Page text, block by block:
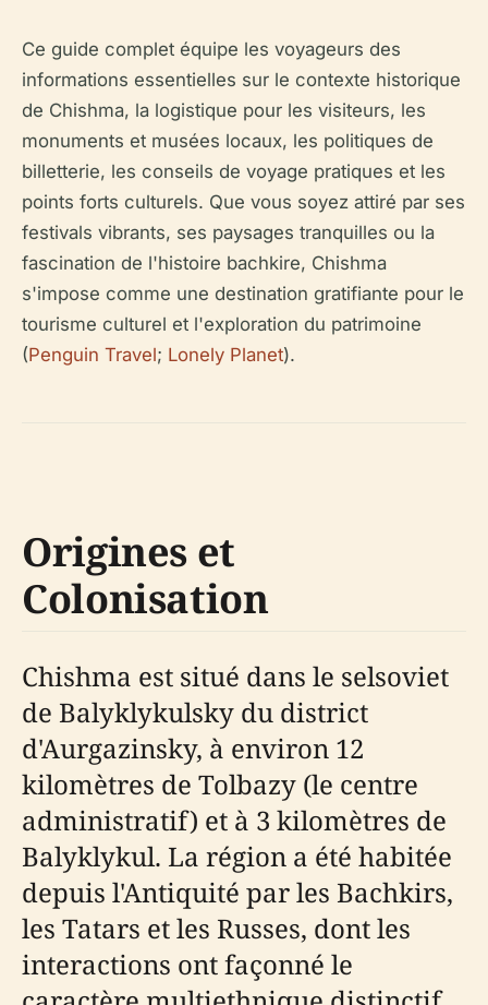
Ce guide complet équipe les voyageurs des
informations essentielles sur le contexte historique
de Chishma, la logistique pour les visiteurs, les
monuments et musées locaux, les politiques de
billetterie, les conseils de voyage pratiques et les
points forts culturels. Que vous soyez attiré par ses
festivals vibrants, ses paysages tranquilles ou la
fascination de l'histoire bachkire, Chishma
s'impose comme une destination gratifiante pour le
tourisme culturel et l'exploration du patrimoine
(Penguin Travel; Lonely Planet).
Origines et
Colonisation
Chishma est situé dans le selsoviet
de Balyklykulsky du district
d'Aurgazinsky, à environ 12
kilomètres de Tolbazy (le centre
administratif) et à 3 kilomètres de
Balyklykul. La région a été habitée
depuis l'Antiquité par les Bachkirs,
les Tatars et les Russes, dont les
interactions ont façonné le